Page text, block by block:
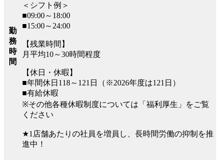
勤
務
時
間
＜シフト例＞
■09:00～18:00
■15:00～24:00
【残業時間】
月平均10～30時間程度
【休日・休暇】
■年間休日118～121日（※2026年度は121日）
■有給休暇
※その他各種休暇制度については「福利厚生」をご覧
ください
★1店舗あたりの社員を増員し、長時間労働の抑制を推
進中！